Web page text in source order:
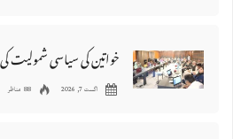
اگست 7, 2026 88 مناظر